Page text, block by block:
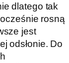
dlatego tak
rosną
jest
odsłonie. Do